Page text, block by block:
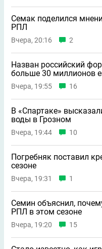
Семак поделился
РПЛ
Вчера, 20:16 2
Назван российский
больше 30 миллионов
Вчера, 19:55 16
В «Спартаке»
воды в Грозном
Вчера, 19:44 10
Погребняк поставил
сезоне
Вчера, 19:31 1
Семин объяснил,
РПЛ в этом сезоне
Вчера, 19:20 15